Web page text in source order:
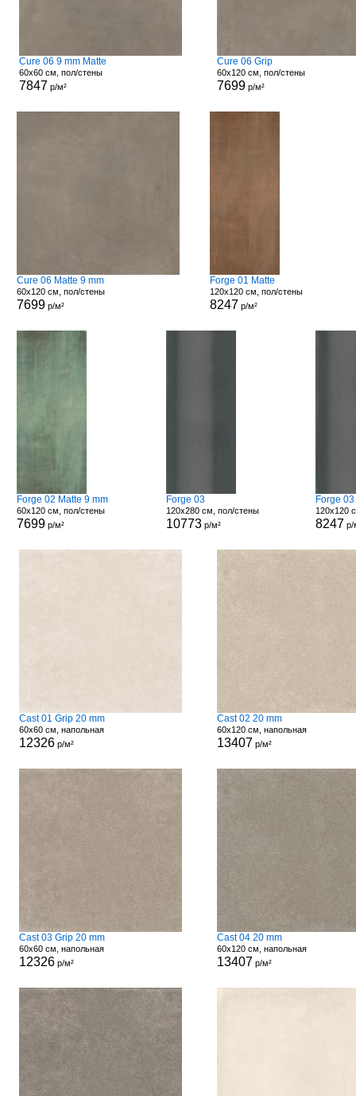
Cure 06 9 mm Matte
60x60 см, пол/стены
7847 р/м²
Cure 06 Grip
60x120 см, пол/стены
7699р/м²
Cure 06 Matte 9 mm
60x120 см, пол/стены
7699р/м²
Forge 01 Matte
120x120 см, пол/стены
8247 р/м²
Forge 02 Matte 9 mm
60x120 см, пол/стены
7699р/м²
Forge 03
120x280 см, пол/стены
10773 р/м²
Forge
120x120
8247 р/
Cast 01 Grip 20 mm
60x60 см, напольная
12326р/м²
Cast 02 20 mm
60x120 см, напольная
13407 р/м²
Cast 03 Grip 20 mm
60x60 см, напольная
12326р/м²
Cast 04 20 mm
60x120 см, напольная
13407 р/м²